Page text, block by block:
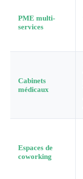
PME multi-
services
Cabinets
médicaux
Espaces de
coworking